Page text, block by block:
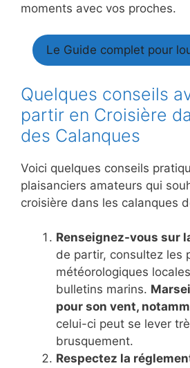
moments avec vos proches.
Le Guide complet pour
Quelques conseils
partir en Croisière
des Calanques
Voici quelques conseils
plaisanciers amateurs qui
croisière dans les calanques
Renseignez-vous sur
de partir, consultez les
météorologiques
bulletins marins.
pour son vent,
celui-ci peut se lever
brusquement.
Respectez la